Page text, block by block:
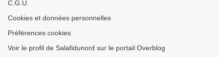
C.G.U.
Cookies et données personnelles
Préférences cookies
Voir le profil de Salafidunord sur le portail Overblog